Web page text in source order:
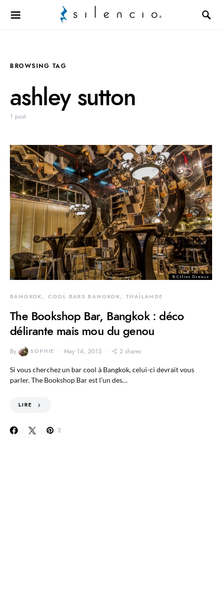
Search for:
BROWSING TAG
ashley sutton
1 post
BANGKOK COOL BARS BANGKOK THAÏLANDE
The Bookshop Bar, Bangkok : déco
délirante mais mou du genou
By SOPHIE May 14, 2015 2 shares
Si vous cherchez un bar cool à Bangkok, celui-ci devrait vous
parler. The Bookshop Bar est l’un des…
LIRE
2